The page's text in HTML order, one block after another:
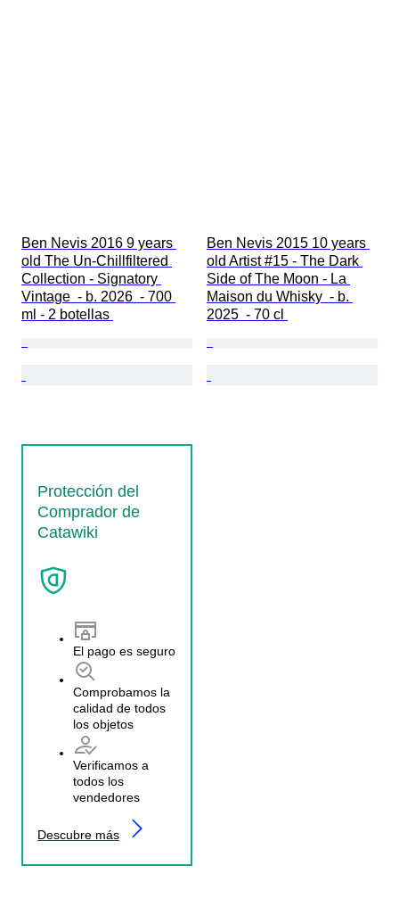
Ben Nevis 2016 9 years
old The Un-Chillfiltered
Collection - Signatory
Vintage  - b. 2026  - 700
ml - 2 botellas
Ben Nevis 2015 10 years
old Artist #15 - The Dark
Side of The Moon - La
Maison du Whisky  - b.
2025  - 70 cl
Protección del
Comprador de
Catawiki
El pago es seguro
Comprobamos la
calidad de todos
los objetos
Verificamos a
todos los
vendedores
Descubre más